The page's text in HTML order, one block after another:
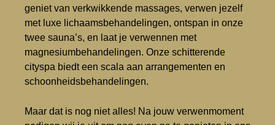
geniet van verkwikkende massages, verwen jezelf
met luxe lichaamsbehandelingen, ontspan in onze
twee sauna’s, en laat je verwennen met
magnesiumbehandelingen. Onze schitterende
cityspa biedt een scala aan arrangementen en
schoonheidsbehandelingen.
Maar dat is nog niet alles! Na jouw verwenmoment